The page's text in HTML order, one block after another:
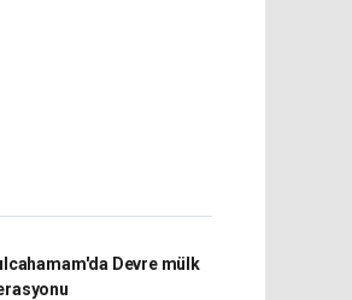
Devre mülk